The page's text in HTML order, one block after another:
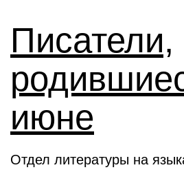
Писатели,
июне
Отдел литературы на